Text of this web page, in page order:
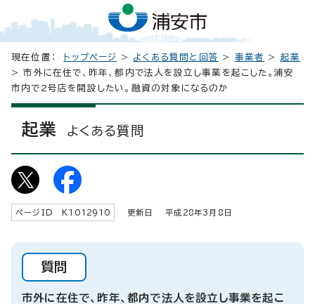
現在位置： トップページ > よくある質問と回答 > 事業者 > 起業
> 市外に在住で、昨年、都内で法人を設立し事業を起こした。浦安
市内で2号店を開設したい。融資の対象になるのか
起業 よくある質問
ページID K 1012910 更新日 平成 28年3月8日
質問
市外に在住で、昨年、都内で法人を設立し事業を起こ